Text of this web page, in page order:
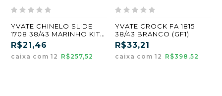
YVATE CHINELO SLIDE
1708 38/43 MARINHO KIT
12 PARES
R$21,46
caixa com 12 R$257,52
YVATE CROCK FA 1815
38/43 BRANCO (GF1)
R$33,21
caixa com 12 R$398,52